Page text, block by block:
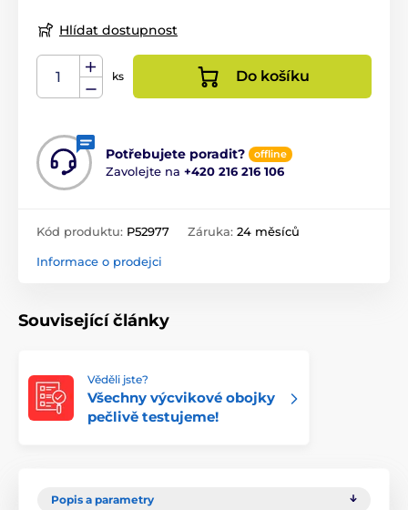
Hlídat dostupnost
ks Do košíku
Potřebujete poradit? offline
Zavolejte na +420 216 216 106
Kód produktu: P52977 Záruka: 24 měsíců
Informace o prodejci
Související články
Věděli jste?
Všechny výcvikové obojky
pečlivě testujeme!
Popis a parametry